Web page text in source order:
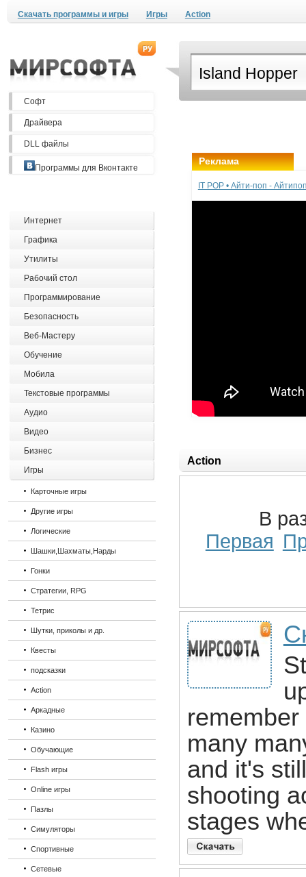
Скачать программы и игры Игры Action
Софт
Драйвера
DLL файлы
Программы для Вконтакте
Интернет
Графика
Утилиты
Рабочий стол
Программирование
Безопасность
Веб-Мастеру
Обучение
Мобила
Текстовые программы
Аудио
Видео
Бизнес
Игры
Карточные игры
Другие игры
Логические
Шашки,Шахматы,Нарды
Гонки
Стратегии, RPG
Тетрис
Шутки, приколы и др.
Квесты
подсказки
Action
Аркадные
Казино
Обучающие
Flash игры
Online игры
Пазлы
Симуляторы
Спортивные
Сетевые
Реклама
IT POP • Айти-поп -
Action
В
Первая
many
and it's
shooting
stages